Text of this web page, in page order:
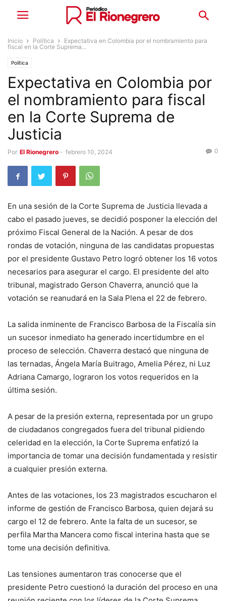
Inicio Política
Expectativa en Colombia por el nombramiento para
fiscal en la Corte Suprema...
Política
Expectativa en Colombia por
el nombramiento para fiscal
en la Corte Suprema de
Justicia
Por El Rionegrero - febrero 10, 2024 0
En una sesión de la Corte Suprema de Justicia llevada a
cabo el pasado jueves, se decidió posponer la elección del
próximo Fiscal General de la Nación. A pesar de dos
rondas de votación, ninguna de las candidatas propuestas
por el presidente Gustavo Petro logró obtener los 16 votos
necesarios para asegurar el cargo. El presidente del alto
tribunal, magistrado Gerson Chaverra, anunció que la
votación se reanudará en la Sala Plena el 22 de febrero.
La salida inminente de Francisco Barbosa de la Fiscalía sin
un sucesor inmediato ha generado incertidumbre en el
proceso de selección. Chaverra destacó que ninguna de
las ternadas, Ángela María Buitrago, Amelia Pérez, ni Luz
Adriana Camargo, lograron los votos requeridos en la
última sesión.
A pesar de la presión externa, representada por un grupo
de ciudadanos congregados fuera del tribunal pidiendo
celeridad en la elección, la Corte Suprema enfatizó la
importancia de tomar una decisión fundamentada y resistir
a cualquier presión externa.
Antes de las votaciones, los 23 magistrados escucharon el
informe de gestión de Francisco Barbosa, quien dejará su
cargo el 12 de febrero. Ante la falta de un sucesor, se
perfila Martha Mancera como fiscal interina hasta que se
tome una decisión definitiva.
Las tensiones aumentaron tras conocerse que el
presidente Petro cuestionó la duración del proceso en una